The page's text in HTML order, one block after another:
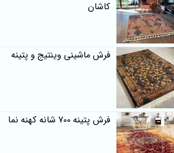
کاشان
فرش ماشینی وینتیج و پتینه
فرش پتینه 700 شانه کهنه نما